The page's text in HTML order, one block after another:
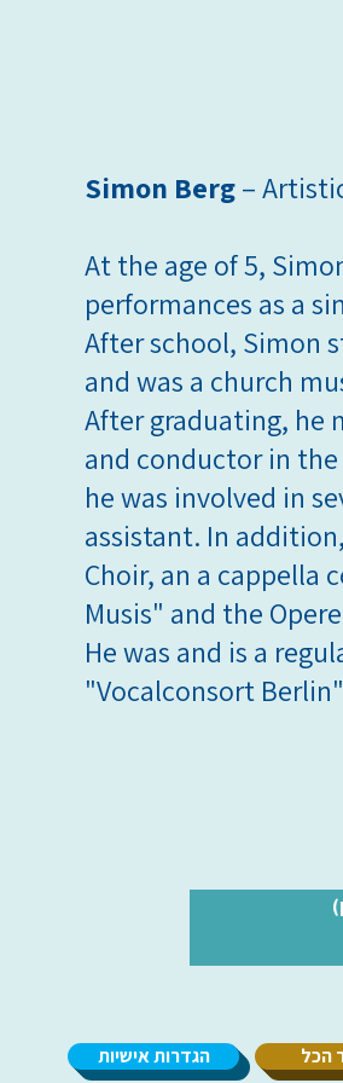
Simon Berg–
At the age of 5,
performances as a
After school, Simon
and was a church
After graduating, he
and conductor in
he was involved in
assistant. In
Choir, an a cappella
Musis" and the
He was and is a
"Vocalconsort
הגדרות אישיות הכל